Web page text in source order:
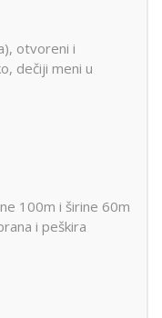
otvoreni i
dečiji meni u
100m i širine 60m
i peškira